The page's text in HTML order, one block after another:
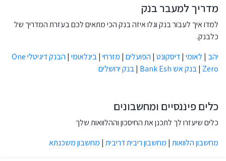
מדריך למעבר בנק
למדו איך לעבור בנק וגלו איזה בנק הכי מתאים לכם בעזרת המדריך של
כלבנק.
יהב | לאומי |דיסקונט | הפועלים | מזרחי |בינלאומי |
הבנק דיגיטלי One
Zero
|בנק אש Bank Esh |בנק ירושלים
כלים פיננסיים ומחשבונים
כלים שיעזרו לך לתכנן את החיסכון וההלוואות שלך
מחשבון הלוואות | מחשבון ריבית דריבית | מחשבון משכנתא